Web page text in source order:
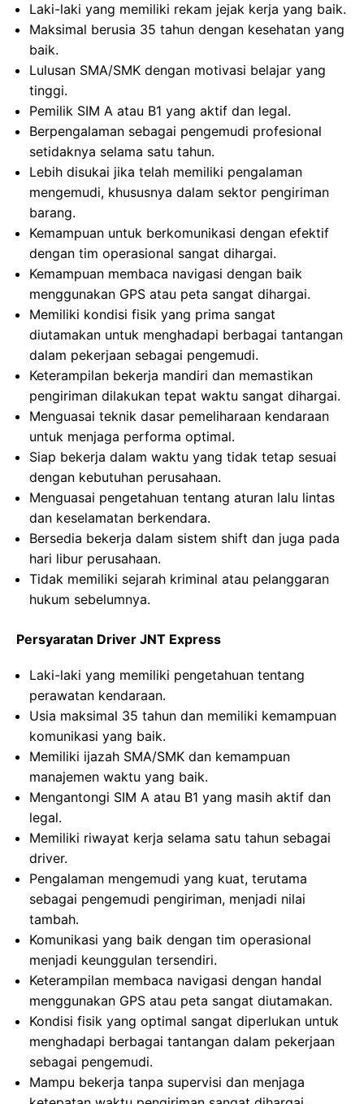
Laki-laki yang memiliki rekam jejak kerja yang baik.
Maksimal berusia 35 tahun dengan kesehatan yang
baik.
Lulusan SMA/SMK dengan motivasi belajar yang
tinggi.
Pemilik SIM A atau B1 yang aktif dan legal.
Berpengalaman sebagai pengemudi profesional
setidaknya selama satu tahun.
Lebih disukai jika telah memiliki pengalaman
mengemudi, khususnya dalam sektor pengiriman
barang.
Kemampuan untuk berkomunikasi dengan efektif
dengan tim operasional sangat dihargai.
Kemampuan membaca navigasi dengan baik
menggunakan GPS atau peta sangat dihargai.
Memiliki kondisi fisik yang prima sangat
diutamakan untuk menghadapi berbagai tantangan
dalam pekerjaan sebagai pengemudi.
Keterampilan bekerja mandiri dan memastikan
pengiriman dilakukan tepat waktu sangat dihargai.
Menguasai teknik dasar pemeliharaan kendaraan
untuk menjaga performa optimal.
Siap bekerja dalam waktu yang tidak tetap sesuai
dengan kebutuhan perusahaan.
Menguasai pengetahuan tentang aturan lalu lintas
dan keselamatan berkendara.
Bersedia bekerja dalam sistem shift dan juga pada
hari libur perusahaan.
Tidak memiliki sejarah kriminal atau pelanggaran
hukum sebelumnya.
Persyaratan Driver JNT Express
Laki-laki yang memiliki pengetahuan tentang
perawatan kendaraan.
Usia maksimal 35 tahun dan memiliki kemampuan
komunikasi yang baik.
Memiliki ijazah SMA/SMK dan kemampuan
manajemen waktu yang baik.
Mengantongi SIM A atau B1 yang masih aktif dan
legal.
Memiliki riwayat kerja selama satu tahun sebagai
driver.
Pengalaman mengemudi yang kuat, terutama
sebagai pengemudi pengiriman, menjadi nilai
tambah.
Komunikasi yang baik dengan tim operasional
menjadi keunggulan tersendiri.
Keterampilan membaca navigasi dengan handal
menggunakan GPS atau peta sangat diutamakan.
Kondisi fisik yang optimal sangat diperlukan untuk
menghadapi berbagai tantangan dalam pekerjaan
sebagai pengemudi.
Mampu bekerja tanpa supervisi dan menjaga